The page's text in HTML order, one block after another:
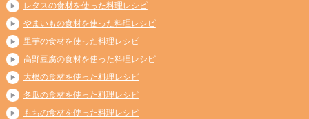
レタスの食材を使った料理レシピ
やまいもの食材を使った料理レシピ
里芋の食材を使った料理レシピ
高野豆腐の食材を使った料理レシピ
大根の食材を使った料理レシピ
冬瓜の食材を使った料理レシピ
もちの食材を使った料理レシピ